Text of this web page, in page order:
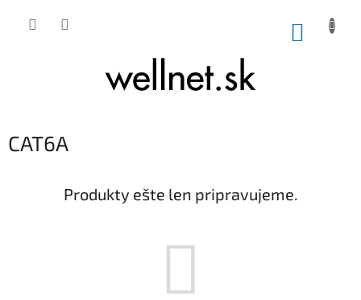
CAT6A
Produkty ešte len pripravujeme.